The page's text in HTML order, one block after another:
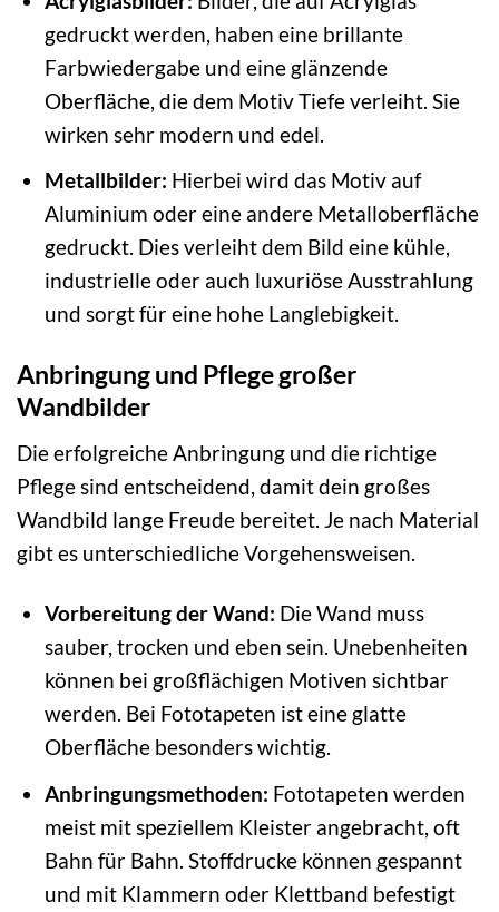
gedruckt werden, haben eine brillante
Farbwiedergabe und eine glänzende
Oberfläche, die dem Motiv Tiefe verleiht. Sie
wirken sehr modern und edel.
Metallbilder: Hierbei wird das Motiv auf
Aluminium oder eine andere Metalloberfläche
gedruckt. Dies verleiht dem Bild eine kühle,
industrielle oder auch luxuriöse Ausstrahlung
und sorgt für eine hohe Langlebigkeit.
Anbringung und Pflege großer
Wandbilder
Die erfolgreiche Anbringung und die richtige
Pflege sind entscheidend, damit dein großes
Wandbild lange Freude bereitet. Je nach Material
gibt es unterschiedliche Vorgehensweisen.
Vorbereitung der Wand: Die Wand muss
sauber, trocken und eben sein. Unebenheiten
können bei großflächigen Motiven sichtbar
werden. Bei Fototapeten ist eine glatte
Oberfläche besonders wichtig.
Anbringungsmethoden: Fototapeten werden
meist mit speziellem Kleister angebracht, oft
Bahn für Bahn. Stoffdrucke können gespannt
und mit Klammern oder Klettband befestigt